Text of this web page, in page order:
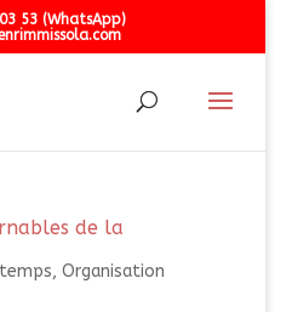
53 (WhatsApp)
de la
, Organisation